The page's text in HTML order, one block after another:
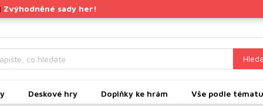
| Zvýhodněné sady her!
Deskové hry Doplňky ke hrám Vše podle tématu